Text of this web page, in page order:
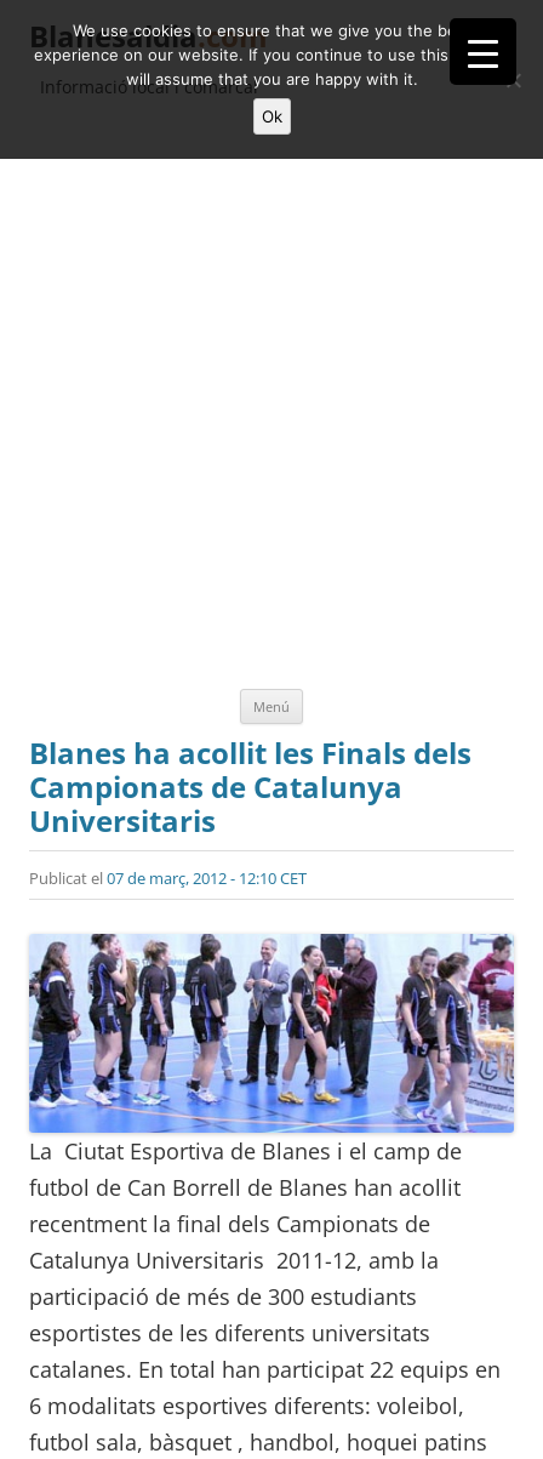
Blanesaldia.com
Informació local i comarcal
Menú
Blanes ha acollit les Finals dels
Campionats de Catalunya
Universitaris
Publicat el07 de març, 2012 - 12:10 CET
La Ciutat Esportiva de Blanes i el camp de
futbol de Can Borrell de Blanes han acollit
recentment la final dels Campionats de
Catalunya Universitaris 2011-12, amb la
participació de més de 300 estudiants
esportistes de les diferents universitats
catalanes. En total han participat 22 equips en
6 modalitats esportives diferents: voleibol,
futbol sala, bàsquet , handbol, hoquei patins
We use cookies to ensure that we give you the best
experience on our website. If you continue to use this site we
will assume that you are happy with it.
Ok